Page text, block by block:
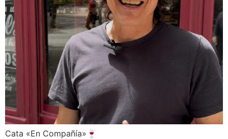
Cata «En Compañía»🍷